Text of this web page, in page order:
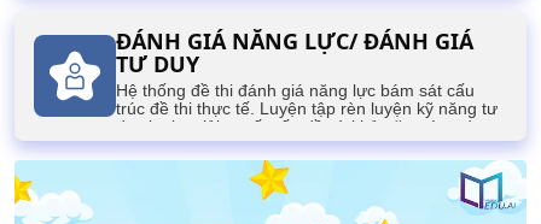
ĐÁNH GIÁ NĂNG LỰC/ ĐÁNH GIÁ
TƯ DUY
Hệ thống đề thi đánh giá năng lực bám sát cấu
trúc đề thi thực tế. Luyện tập rèn luyện kỹ năng tư
duy logic, giải quyết vấn đề và khả năng ứng dụng
kiến thức của học sinh.